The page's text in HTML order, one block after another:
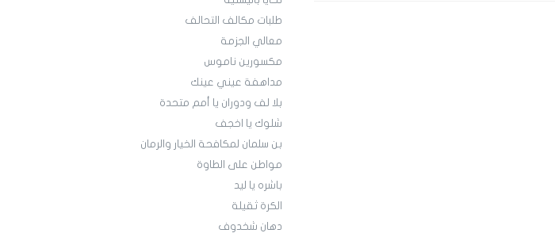
طلبات مكالف التحالف
معالي الجزمة
مكسورين ناموس
مداهفة عيني عينك
بلا لف ودوران يا أمم متحدة
شلوك يا اخجف
بن سلمان لمكافحة الخيار والرمان
مواطن على الطاوة
باشره يا ليد
الكرة ثقيلة
دهان شخدوف